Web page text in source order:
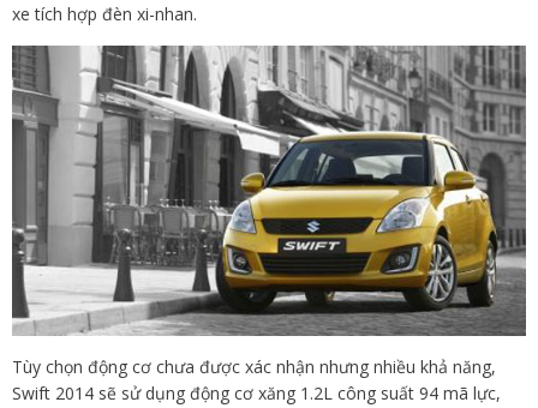
xe tích hợp đèn xi-nhan.
Tùy chọn động cơ chưa được xác nhận nhưng nhiều khả năng,
Swift 2014 sẽ sử dụng động cơ xăng 1.2L công suất 94 mã lực,